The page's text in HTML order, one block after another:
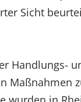
Sicht
Handlungs-
Maßnahmen